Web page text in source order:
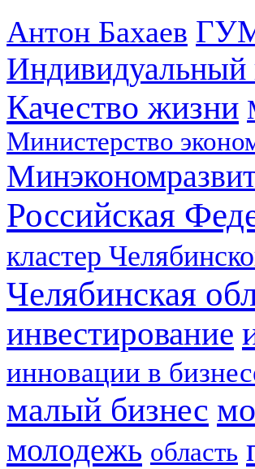
Антон Бахаев
Индивидуальный
Качество жизни
Министерство
Российская
кластер
Челябинская
инвестирование
инновации в
малый бизнес
молодежь область